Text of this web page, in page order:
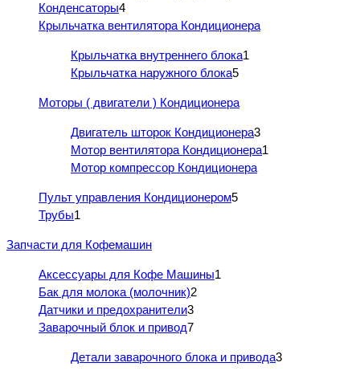
Конденсаторы4
Крыльчатка вентилятора Кондиционера
Крыльчатка внутреннего блока1
Крыльчатка наружного блока5
Моторы ( двигатели ) Кондиционера
Двигатель шторок Кондиционера3
Мотор вентилятора Кондиционера1
Мотор компрессор Кондиционера
Пульт управления Кондиционером5
Трубы1
Запчасти для Кофемашин
Аксессуары для Кофе Машины1
Бак для молока (молочник)2
Датчики и предохранители3
Заварочный блок и привод7
Детали заварочного блока и привода3